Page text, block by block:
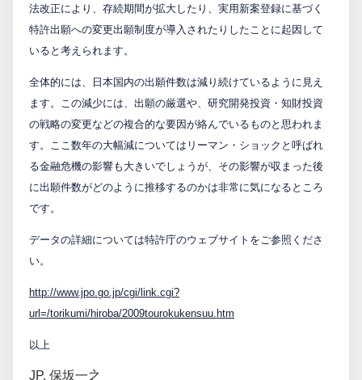
お問い合わせ
日本語 English
法改正により、存続期間が拡大したり、実用新案登録に基づく
特許出願への変更出願制度が導入されたりしたことに起因して
いると考えられます。
全体的には、日本国内の出願件数は減り続けているように見え
ます。この減少には、出願の厳選や、研究開発投資・知財投資
の戦略の変更などの複合的な要因が絡んでいるものと思われま
す。ここ数年の大幅減についてはリーマン・ショックと呼ばれ
る金融危機の影響も大きいでしょうが、その影響が収まった後
に出願件数がどのように推移するのかは非常に気になるところ
です。
データの詳細については特許庁のウェブサイトをご参照くださ
い。
http://www.jpo.go.jp/cgi/link.cgi?
url=/torikumi/hiroba/2009tourokukensuu.htm
以上
JP, 保坂一之